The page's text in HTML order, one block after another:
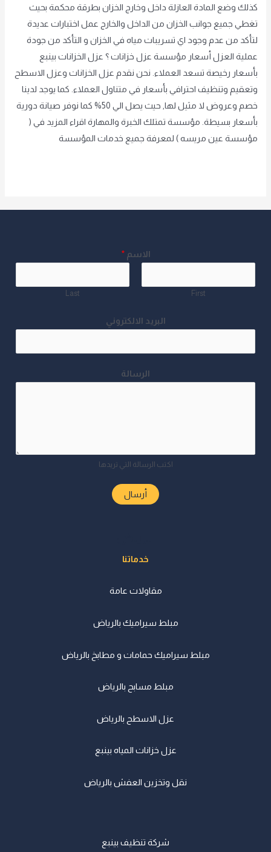
كذلك وضع المادة العازلة داخل وخارج الخزان بطرقة محكمة بحيث
تغطي جميع جوانب الخزان من الداخل والخارج عمل اختبارات عديدة
لتأكد من عدم وجود اي تسريبات مياه في الخزان و التأكد من جودة
عملية العزل أسعار مؤسسة عزل خزانات ؟ عزل الخزانات بينبع
بأسعار رخيصة تسعد العملاء. نحن نقدم عزل الخزانات وعزل الاسطح
وتعقيم وتنظيف احترافي بأسعار في متناول العملاء. كما يوجد لدينا
خصم وعروض لا مثيل لها, حيث يصل الي 50% كما نوفر صيانة دورية
بأسعار بسيطة. مؤسسة تمتلك الخبرة والمهارة اقراء المزيد في (
مؤسسة عين مريسه ) لمعرفة جميع خدمات المؤسسة
الاسم*
First
Last
البريد الالكتروني
الرسالة
اكتب الرسالة التي تريدها
أرسال
خدماتنا
مقاولات عامة
مبلط سيراميك بالرياض
مبلط سيراميك حمامات و مطابخ بالرياض
مبلط مسابح بالرياض
عزل الاسطح بالرياض
عزل خزانات المياه بينبع
نقل وتخزين العفش بالرياض
شركة تنظيف بينبع